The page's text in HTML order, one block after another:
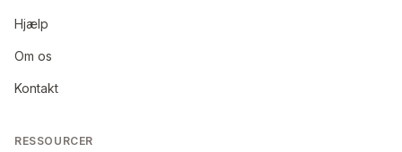
Hjælp
Om os
Kontakt
RESSOURCER